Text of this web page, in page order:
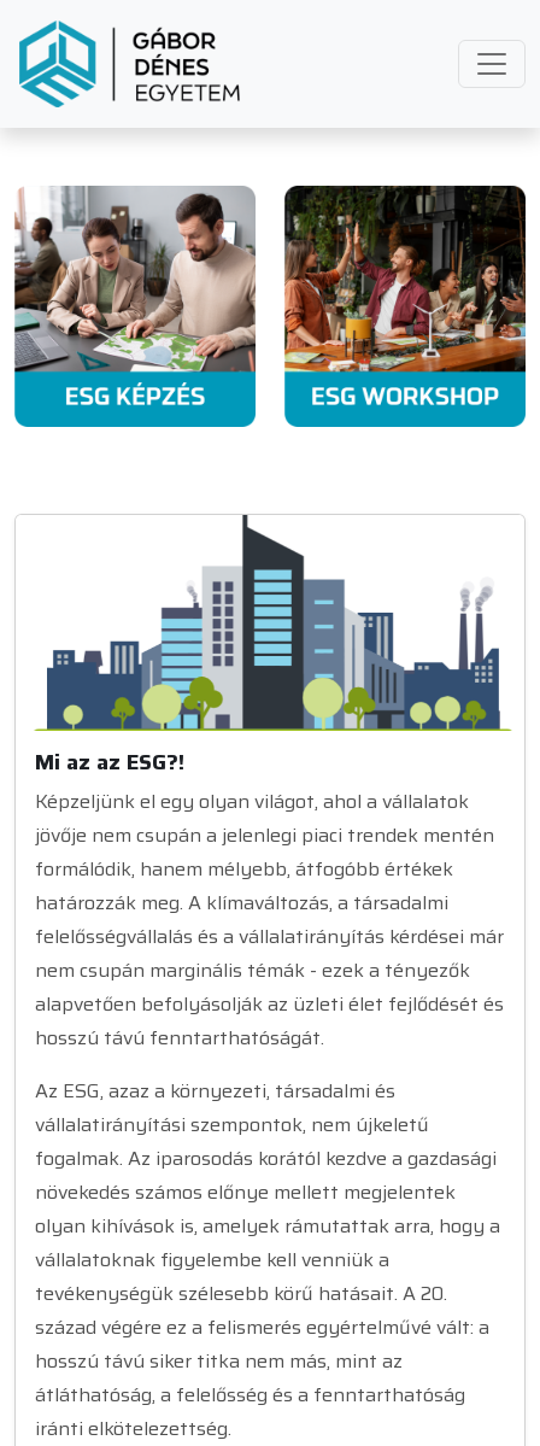
Mi az az ESG?!
Képzeljünk el egy olyan világot, ahol a vállalatok
jövője nem csupán a jelenlegi piaci trendek mentén
formálódik, hanem mélyebb, átfogóbb értékek
határozzák meg. A klímaváltozás, a társadalmi
felelősségvállalás és a vállalatirányítás kérdései már
nem csupán marginális témák - ezek a tényezők
alapvetően befolyásolják az üzleti élet fejlődését és
hosszú távú fenntarthatóságát.
Az ESG, azaz a környezeti, társadalmi és
vállalatirányítási szempontok, nem újkeletű
fogalmak. Az iparosodás korától kezdve a gazdasági
növekedés számos előnye mellett megjelentek
olyan kihívások is, amelyek rámutattak arra, hogy a
vállalatoknak figyelembe kell venniük a
tevékenységük szélesebb körű hatásait. A 20.
század végére ez a felismerés egyértelművé vált: a
hosszú távú siker titka nem más, mint az
átláthatóság, a felelősség és a fenntarthatóság
iránti elkötelezettség.